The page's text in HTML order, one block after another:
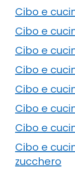
Cibo e
Cibo e
Cibo e
Cibo e
Cibo e
Cibo e
Cibo e
Cibo e
zucchero